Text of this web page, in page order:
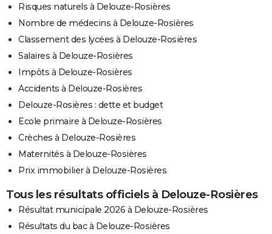
Risques naturels à Delouze-Rosières
Nombre de médecins à Delouze-Rosières
Classement des lycées à Delouze-Rosières
Salaires à Delouze-Rosières
Impôts à Delouze-Rosières
Accidents à Delouze-Rosières
Delouze-Rosières : dette et budget
Ecole primaire à Delouze-Rosières
Crèches à Delouze-Rosières
Maternités à Delouze-Rosières
Prix immobilier à Delouze-Rosières
Tous les résultats officiels à Delouze-Rosières
Résultat municipale 2026 à Delouze-Rosières
Résultats du bac à Delouze-Rosières